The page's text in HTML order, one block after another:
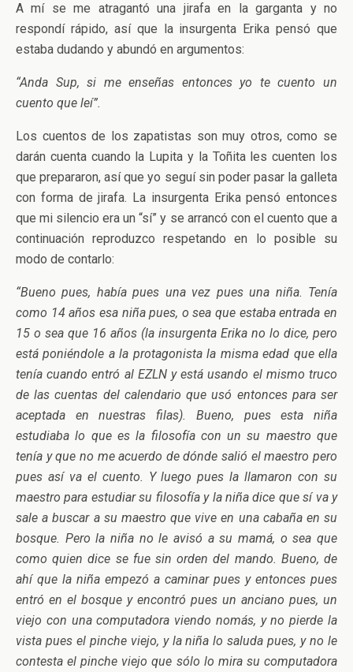
A mí se me atragantó una jirafa en la garganta y no
respondí rápido, así que la insurgenta Erika pensó que
estaba dudando y abundó en argumentos:
“Anda Sup, si me enseñas entonces yo te cuento un
cuento que leí”.
Los cuentos de los zapatistas son muy otros, como se
darán cuenta cuando la Lupita y la Toñita les cuenten los
que prepararon, así que yo seguí sin poder pasar la galleta
con forma de jirafa. La insurgenta Erika pensó entonces
que mi silencio era un “sí” y se arrancó con el cuento que a
continuación reproduzco respetando en lo posible su
modo de contarlo:
“Bueno pues, había pues una vez pues una niña. Tenía
como 14 años esa niña pues, o sea que estaba entrada en
15 o sea que 16 años (la insurgenta Erika no lo dice, pero
está poniéndole a la protagonista la misma edad que ella
tenía cuando entró al EZLN y está usando el mismo truco
de las cuentas del calendario que usó entonces para ser
aceptada en nuestras filas). Bueno, pues esta niña
estudiaba lo que es la filosofía con un su maestro que
tenía y que no me acuerdo de dónde salió el maestro pero
pues así va el cuento. Y luego pues la llamaron con su
maestro para estudiar su filosofía y la niña dice que sí va y
sale a buscar a su maestro que vive en una cabaña en su
bosque. Pero la niña no le avisó a su mamá, o sea que
como quien dice se fue sin orden del mando. Bueno, de
ahí que la niña empezó a caminar pues y entonces pues
entró en el bosque y encontró pues un anciano pues, un
viejo con una computadora viendo nomás, y no pierde la
vista pues el pinche viejo, y la niña lo saluda pues, y no le
contesta el pinche viejo que sólo lo mira su computadora